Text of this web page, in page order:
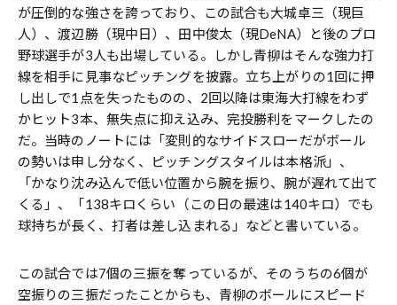
が圧倒的な強さを誇っており、この試合も大城卓三（現巨
人）、渡辺勝（現中日）、田中俊太（現DeNA）と後のプロ
野球選手が3人も出場している。しかし青柳はそんな強力打
線を相手に見事なピッチングを披露。立ち上がりの1回に押
し出しで1点を失ったものの、2回以降は東海大打線をわず
かヒット3本、無失点に抑え込み、完投勝利をマークしたの
だ。当時のノートには「変則的なサイドスローだがボール
の勢いは申し分なく、ピッチングスタイルは本格派」、
「かなり沈み込んで低い位置から腕を振り、腕が遅れて出て
くる」、「138キロくらい（この日の最速は140キロ）でも
球持ちが長く、打者は差し込まれる」などと書いている。
この試合では7個の三振を奪っているが、そのうちの6個が
空振りの三振だったことからも、青柳のボールにスピード